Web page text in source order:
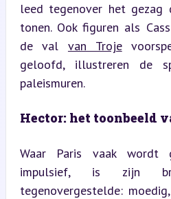
leed tegenover het
tonen. Ook figuren als
de val van Troje
geloofd, illustreren de
paleismuren.
Hector: het toonbeeld
Waar Paris vaak wordt
impulsief, is zijn
tegenovergestelde: